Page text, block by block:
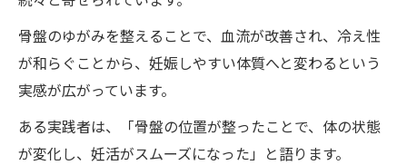
整体院ワイルドボディの施術による血流改
善の仕組み
妊活を成功させるポイント
骨盤のゆがみを整えることで、血流が改善され、冷え性
が和らぐことから、妊娠しやすい体質へと変わるという
実感が広がっています。
ある実践者は、「骨盤の位置が整ったことで、体の状態
が変化し、妊活がスムーズになった」と語ります。